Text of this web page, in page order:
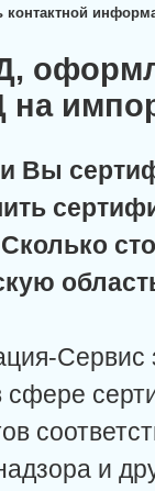
контактной
на
Вы
Сервис
сфере
и